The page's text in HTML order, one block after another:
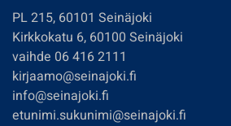
PL 215, 60101 Seinäjoki
Kirkkokatu 6, 60100 Seinäjoki
vaihde 06 416 2111
kirjaamo@seinajoki.fi
info@seinajoki.fi
etunimi.sukunimi@seinajoki.fi